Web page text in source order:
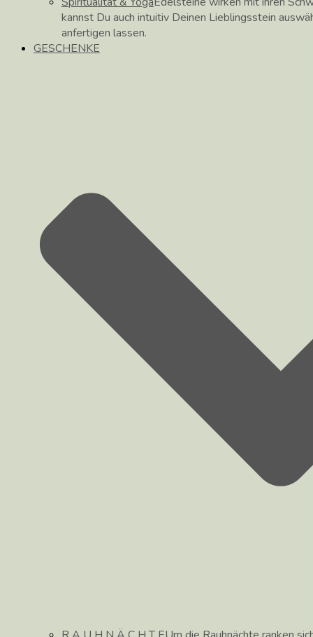
kannst Du auch intuitiv Deinen Lieblingsstein
anfertigen lassen.
GESCHENKE